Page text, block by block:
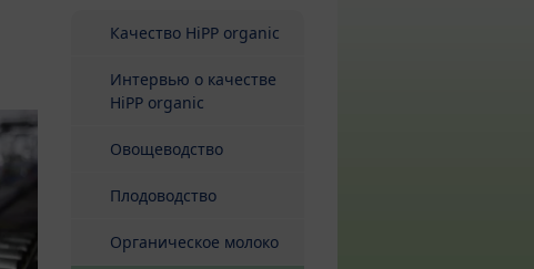
Качество HiPP organic
Интервью о качестве
HiPP organic
Овощеводство
Плодоводство
Органическое молоко